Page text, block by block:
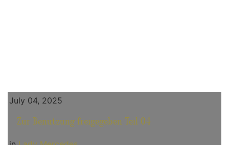
July 04, 2025
Zur Benutzung freigegeben Teil 04